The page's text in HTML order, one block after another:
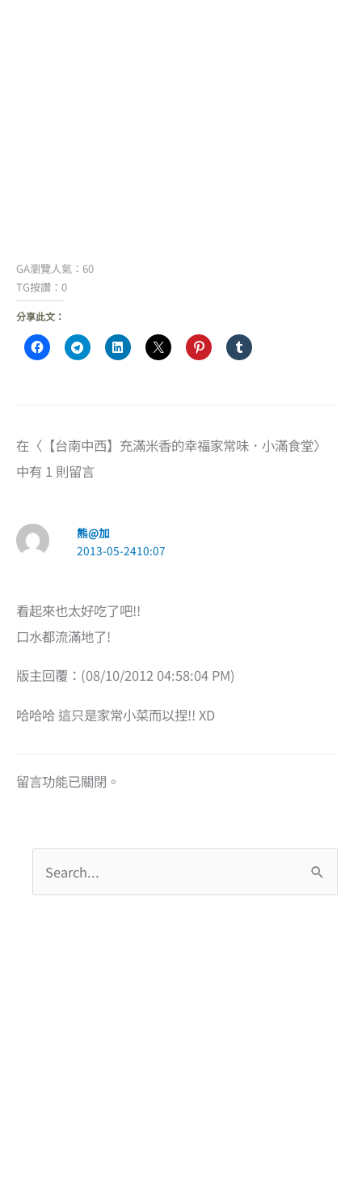
GA瀏覽人氣：60
TG按讚：0
分享此文：
在〈【台南中西】充滿米香的幸福家常味．小滿食堂〉
中有 1 則留言
熊@加
2013-05-2410:07
看起來也太好吃了吧!!
口水都流滿地了!
版主回覆：(08/10/2012 04:58:04 PM)
哈哈哈 這只是家常小菜而以捏!! XD
留言功能已關閉。